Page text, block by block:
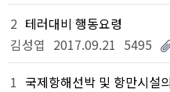
2 테러대비 행동요령
김성엽 2017.09.21 5495
1 국제항해선박 및 항만시설